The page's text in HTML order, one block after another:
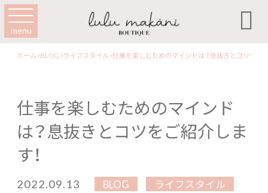
menu 
ホーム>BLOG>ライフスタイル>仕事を楽しむためのマインドは？息抜きとコツをご
仕事を楽しむためのマインド
は？息抜きとコツをご紹介しま
す！
2022.09.13 BLOG ライフスタイル